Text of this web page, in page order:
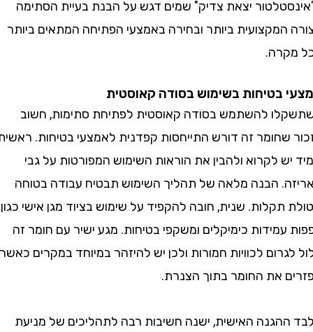
יצאת צדיק" שמים דגש על הבנת בעיית הסתימה
ביותר ובחירה באמצעי הפתיחה המתאים ביותר
בטיחות בשימוש בסודה קאוסטית
להשתמש בסודה קאוסטית לפתיחת סתימות, חשוב
זה דורש התייחסות קפדנית לאמצעי בטיחות. ראשית,
לקרוא ולהבין את הוראות השימוש המפורטות על גבי
הבנה מלאה של תהליך השימוש תבטיח עבודה בטוחה
תקלות. שנית, חובה להקפיד על שימוש בציוד מגן אישי כגון
כימיקלים ומשקפי בטיחות. מגע ישיר עם חומר זה
לכוויות חמורות ולכן יש להיזהר במיוחד במקרים כאשר
את החומר בתוך הצנרת.
האישית, ישנה חשיבות רבה לתהליכים של מניעת